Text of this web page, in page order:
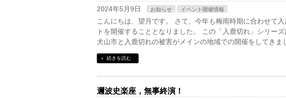
2024年5月9日 お知らせ イベント開催情報
こんにちは、望月です。 さて、今年も梅雨時期に合わせて
トを開催することとなりました。 この「入鹿切れ」シリーズ
犬山市と入鹿切れの被害がメインの地域での開催をしてきま
続きを読む
邇波史楽座，無事終演！